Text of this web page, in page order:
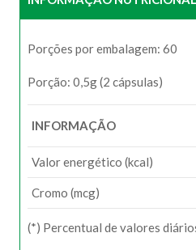
Porções por embalagem: 60
Porção: 0,5g (2 cápsulas)
INFORMAÇÃO
Valor energético (kcal)
Cromo (mcg)
(*) Percentual de valores